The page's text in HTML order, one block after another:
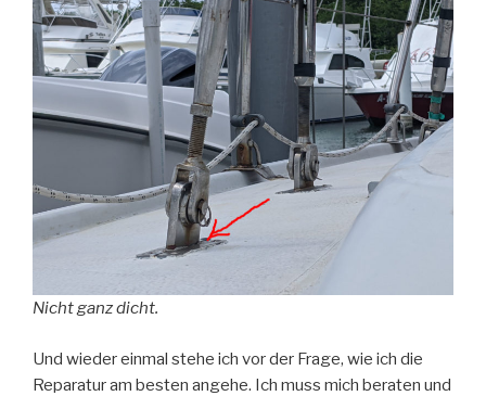
Nicht ganz dicht.
Und wieder einmal stehe ich vor der Frage, wie ich die
Reparatur am besten angehe. Ich muss mich beraten und